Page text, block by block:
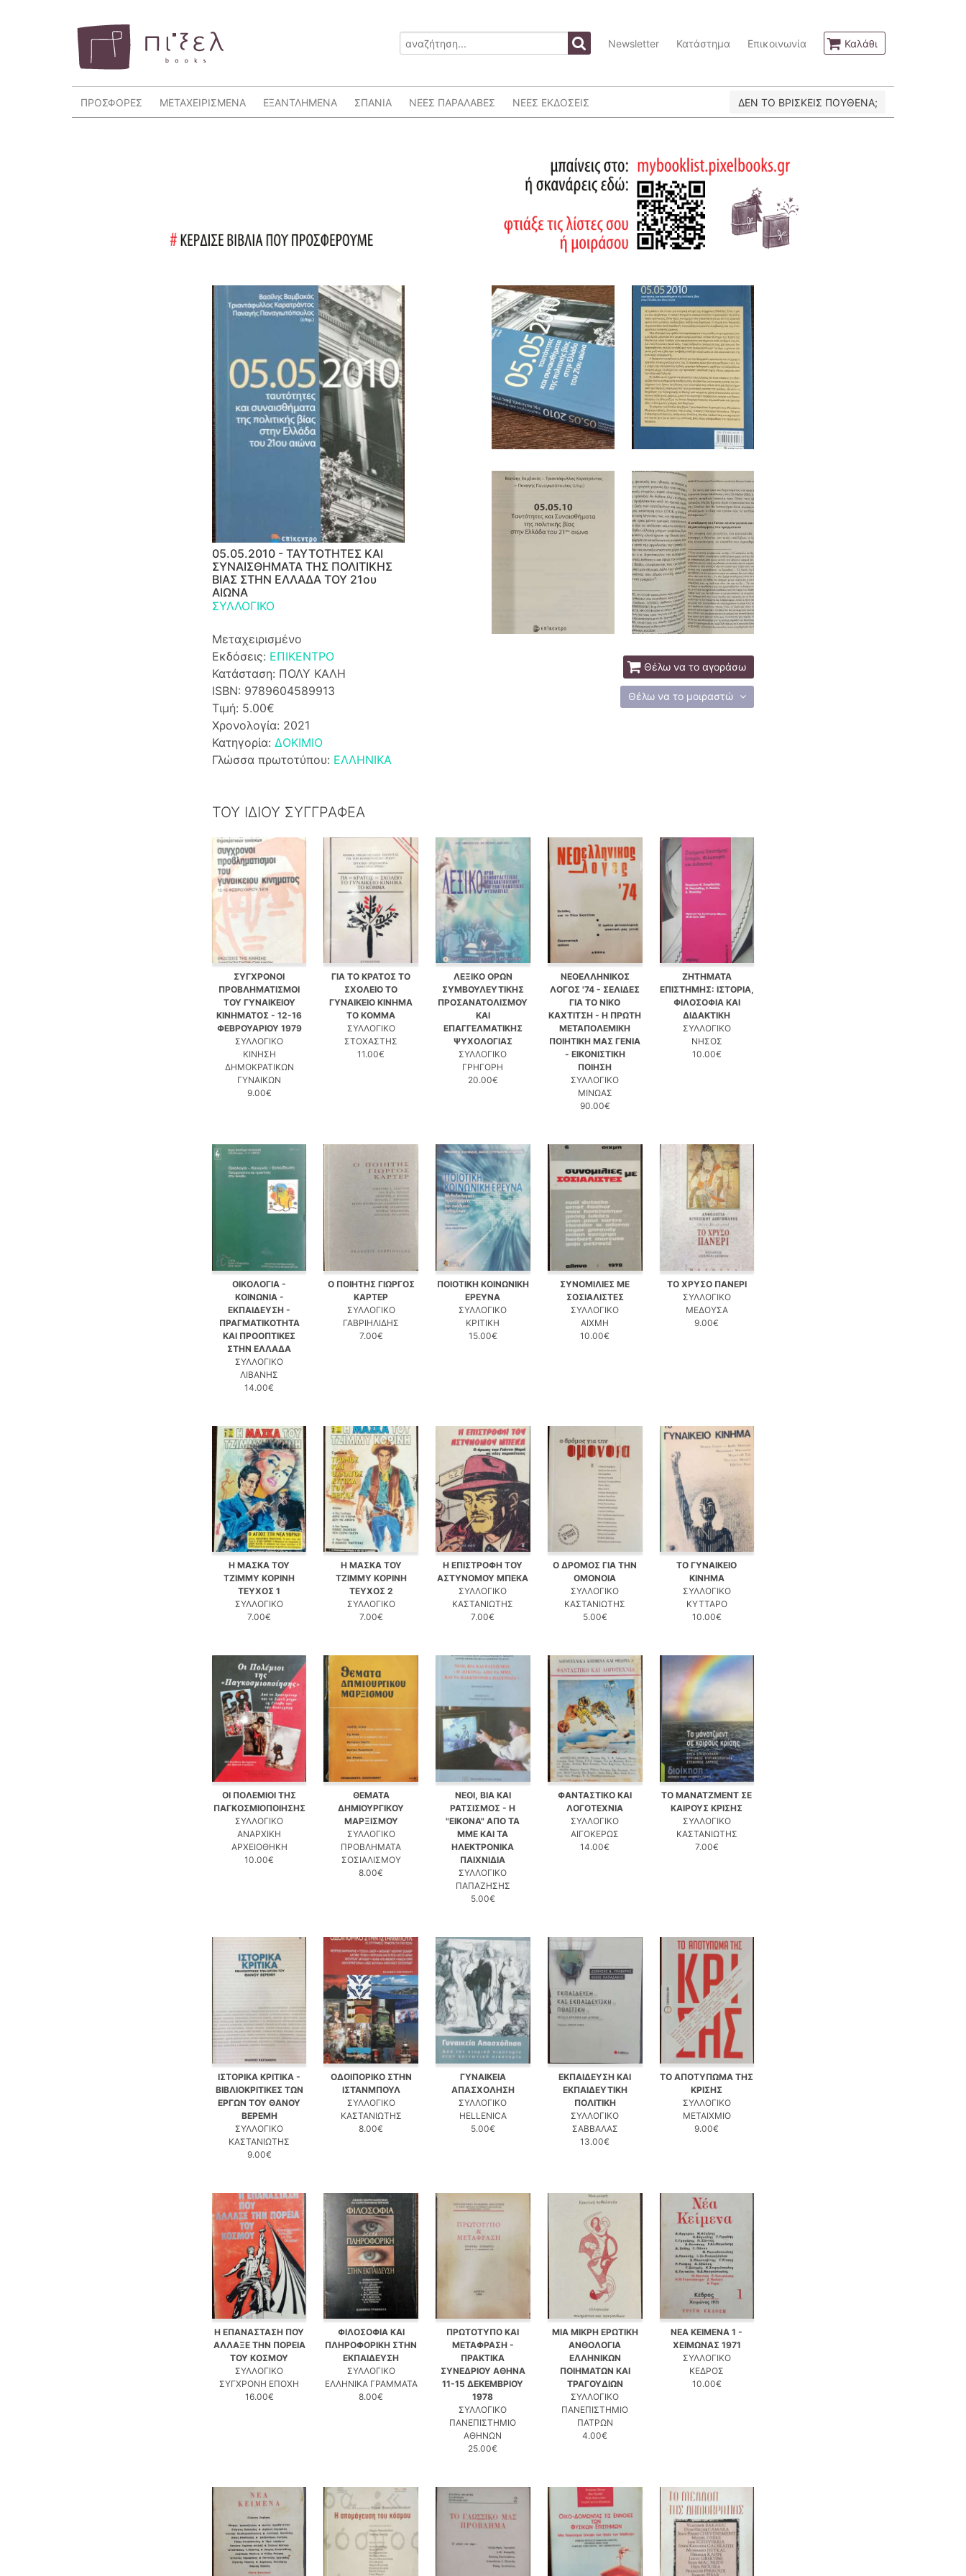
Newsletter Κατάστημα Επικοινωνία Καλάθι
ΠΡΟΣΦΟΡΕΣ ΜΕΤΑΧΕΙΡΙΣΜΕΝΑ ΕΞΑΝΤΛΗΜΕΝΑ ΣΠΑΝΙΑ ΝΕΕΣ ΠΑΡΑΛΑΒΕΣ ΝΕΕΣ ΕΚΔΟΣΕΙΣ ΔΕΝ ΤΟ ΒΡΙΣΚΕΙΣ ΠΟΥΘΕΝΑ;
05.05.2010 - ΤΑΥΤΟΤΗΤΕΣ ΚΑΙ
ΣΥΝΑΙΣΘΗΜΑΤΑ ΤΗΣ ΠΟΛΙΤΙΚΗΣ
ΒΙΑΣ ΣΤΗΝ ΕΛΛΑΔΑ ΤΟΥ 21ου
ΑΙΩΝΑ
ΣΥΛΛΟΓΙΚΟ
Μεταχειρισμένο
Εκδόσεις: ΕΠΙΚΕΝΤΡΟ
Κατάσταση: ΠΟΛΥ ΚΑΛΗ
ISBN: 9789604589913
Τιμή: 5.00€
Χρονολογία: 2021
Κατηγορία: ΔΟΚΙΜΙΟ
Γλώσσα πρωτοτύπου: ΕΛΛΗΝΙΚΑ
Θέλω να το αγοράσω
Θέλω να το μοιραστώ
ΤΟΥ ΙΔΙΟΥ ΣΥΓΓΡΑΦΕΑ
ΣΥΓΧΡΟΝΟΙ
ΠΡΟΒΛΗΜΑΤΙΣΜΟΙ
ΤΟΥ ΓΥΝΑΙΚΕΙΟΥ
ΚΙΝΗΜΑΤΟΣ - 12-16
ΦΕΒΡΟΥΑΡΙΟΥ 1979
ΣΥΛΛΟΓΙΚΟ
ΚΙΝΗΣΗ
ΔΗΜΟΚΡΑΤΙΚΩΝ
ΓΥΝΑΙΚΩΝ
9.00€
ΓΙΑ ΤΟ ΚΡΑΤΟΣ ΤΟ
ΣΧΟΛΕΙΟ ΤΟ
ΓΥΝΑΙΚΕΙΟ ΚΙΝΗΜΑ
ΤΟ ΚΟΜΜΑ
ΣΥΛΛΟΓΙΚΟ
ΣΤΟΧΑΣΤΗΣ
11.00€
ΛΕΞΙΚΟ ΟΡΩΝ
ΣΥΜΒΟΥΛΕΥΤΙΚΗΣ
ΠΡΟΣΑΝΑΤΟΛΙΣΜΟΥ
ΚΑΙ
ΕΠΑΓΓΕΛΜΑΤΙΚΗΣ
ΨΥΧΟΛΟΓΙΑΣ
ΣΥΛΛΟΓΙΚΟ
ΓΡΗΓΟΡΗ
20.00€
ΝΕΟΕΛΛΗΝΙΚΟΣ
ΛΟΓΟΣ '74 - ΣΕΛΙΔΕΣ
ΓΙΑ ΤΟ ΝΙΚΟ
ΚΑΧΤΙΤΣΗ - Η ΠΡΩΤΗ
ΜΕΤΑΠΟΛΕΜΙΚΗ
ΠΟΙΗΤΙΚΗ ΜΑΣ ΓΕΝΙΑ
- ΕΙΚΟΝΙΣΤΙΚΗ
ΠΟΙΗΣΗ
ΣΥΛΛΟΓΙΚΟ
ΜΙΝΩΑΣ
90.00€
ΖΗΤΗΜΑΤΑ
ΕΠΙΣΤΗΜΗΣ: ΙΣΤΟΡΙΑ,
ΦΙΛΟΣΟΦΙΑ ΚΑΙ
ΔΙΔΑΚΤΙΚΗ
ΣΥΛΛΟΓΙΚΟ
ΝΗΣΟΣ
10.00€
ΟΙΚΟΛΟΓΙΑ -
ΚΟΙΝΩΝΙΑ -
ΕΚΠΑΙΔΕΥΣΗ -
ΠΡΑΓΜΑΤΙΚΟΤΗΤΑ
ΚΑΙ ΠΡΟΟΠΤΙΚΕΣ
ΣΤΗΝ ΕΛΛΑΔΑ
ΣΥΛΛΟΓΙΚΟ
ΛΙΒΑΝΗΣ
14.00€
Ο ΠΟΙΗΤΗΣ ΓΙΩΡΓΟΣ
ΚΑΡΤΕΡ
ΣΥΛΛΟΓΙΚΟ
ΓΑΒΡΙΗΛΙΔΗΣ
7.00€
ΠΟΙΟΤΙΚΗ ΚΟΙΝΩΝΙΚΗ
ΕΡΕΥΝΑ
ΣΥΛΛΟΓΙΚΟ
ΚΡΙΤΙΚΗ
15.00€
ΣΥΝΟΜΙΛΙΕΣ ΜΕ
ΣΟΣΙΑΛΙΣΤΕΣ
ΣΥΛΛΟΓΙΚΟ
ΑΙΧΜΗ
10.00€
ΤΟ ΧΡΥΣΟ ΠΑΝΕΡΙ
ΣΥΛΛΟΓΙΚΟ
ΜΕΔΟΥΣΑ
9.00€
Η ΜΑΣΚΑ ΤΟΥ
ΤΖΙΜΜΥ ΚΟΡΙΝΗ
ΤΕΥΧΟΣ 1
ΣΥΛΛΟΓΙΚΟ
7.00€
Η ΜΑΣΚΑ ΤΟΥ
ΤΖΙΜΜΥ ΚΟΡΙΝΗ
ΤΕΥΧΟΣ 2
ΣΥΛΛΟΓΙΚΟ
7.00€
Η ΕΠΙΣΤΡΟΦΗ ΤΟΥ
ΑΣΤΥΝΟΜΟΥ ΜΠΕΚΑ
ΣΥΛΛΟΓΙΚΟ
ΚΑΣΤΑΝΙΩΤΗΣ
7.00€
Ο ΔΡΟΜΟΣ ΓΙΑ ΤΗΝ
ΟΜΟΝΟΙΑ
ΣΥΛΛΟΓΙΚΟ
ΚΑΣΤΑΝΙΩΤΗΣ
5.00€
ΤΟ ΓΥΝΑΙΚΕΙΟ
ΚΙΝΗΜΑ
ΣΥΛΛΟΓΙΚΟ
ΚΥΤΤΑΡΟ
10.00€
ΟΙ ΠΟΛΕΜΙΟΙ ΤΗΣ
ΠΑΓΚΟΣΜΙΟΠΟΙΗΣΗΣ
ΣΥΛΛΟΓΙΚΟ
ΑΝΑΡΧΙΚΗ
ΑΡΧΕΙΟΘΗΚΗ
10.00€
ΘΕΜΑΤΑ
ΔΗΜΙΟΥΡΓΙΚΟΥ
ΜΑΡΞΙΣΜΟΥ
ΣΥΛΛΟΓΙΚΟ
ΠΡΟΒΛΗΜΑΤΑ
ΣΟΣΙΑΛΙΣΜΟΥ
8.00€
ΝΕΟΙ, ΒΙΑ ΚΑΙ
ΡΑΤΣΙΣΜΟΣ - Η
"ΕΙΚΟΝΑ" ΑΠΟ ΤΑ
ΜΜΕ ΚΑΙ ΤΑ
ΗΛΕΚΤΡΟΝΙΚΑ
ΠΑΙΧΝΙΔΙΑ
ΣΥΛΛΟΓΙΚΟ
ΠΑΠΑΖΗΣΗΣ
5.00€
ΦΑΝΤΑΣΤΙΚΟ ΚΑΙ
ΛΟΓΟΤΕΧΝΙΑ
ΣΥΛΛΟΓΙΚΟ
ΑΙΓΟΚΕΡΩΣ
14.00€
ΤΟ ΜΑΝΑΤΖΜΕΝΤ ΣΕ
ΚΑΙΡΟΥΣ ΚΡΙΣΗΣ
ΣΥΛΛΟΓΙΚΟ
ΚΑΣΤΑΝΙΩΤΗΣ
7.00€
ΙΣΤΟΡΙΚΑ ΚΡΙΤΙΚΑ -
ΒΙΒΛΙΟΚΡΙΤΙΚΕΣ ΤΩΝ
ΕΡΓΩΝ ΤΟΥ ΘΑΝΟΥ
ΒΕΡΕΜΗ
ΣΥΛΛΟΓΙΚΟ
ΚΑΣΤΑΝΙΩΤΗΣ
9.00€
ΟΔΟΙΠΟΡΙΚΟ ΣΤΗΝ
ΙΣΤΑΝΜΠΟΥΛ
ΣΥΛΛΟΓΙΚΟ
ΚΑΣΤΑΝΙΩΤΗΣ
8.00€
ΓΥΝΑΙΚΕΙΑ
ΑΠΑΣΧΟΛΗΣΗ
ΣΥΛΛΟΓΙΚΟ
HELLENICA
5.00€
ΕΚΠΑΙΔΕΥΣΗ ΚΑΙ
ΕΚΠΑΙΔΕΥΤΙΚΗ
ΠΟΛΙΤΙΚΗ
ΣΥΛΛΟΓΙΚΟ
ΣΑΒΒΑΛΑΣ
13.00€
ΤΟ ΑΠΟΤΥΠΩΜΑ ΤΗΣ
ΚΡΙΣΗΣ
ΣΥΛΛΟΓΙΚΟ
ΜΕΤΑΙΧΜΙΟ
9.00€
Η ΕΠΑΝΑΣΤΑΣΗ ΠΟΥ
ΑΛΛΑΞΕ ΤΗΝ ΠΟΡΕΙΑ
ΤΟΥ ΚΟΣΜΟΥ
ΣΥΛΛΟΓΙΚΟ
ΣΥΓΧΡΟΝΗ ΕΠΟΧΗ
16.00€
ΦΙΛΟΣΟΦΙΑ ΚΑΙ
ΠΛΗΡΟΦΟΡΙΚΗ ΣΤΗΝ
ΕΚΠΑΙΔΕΥΣΗ
ΣΥΛΛΟΓΙΚΟ
ΕΛΛΗΝΙΚΑ ΓΡΑΜΜΑΤΑ
8.00€
ΠΡΩΤΟΤΥΠΟ ΚΑΙ
ΜΕΤΑΦΡΑΣΗ -
ΠΡΑΚΤΙΚΑ
ΣΥΝΕΔΡΙΟΥ ΑΘΗΝΑ
11-15 ΔΕΚΕΜΒΡΙΟΥ
1978
ΣΥΛΛΟΓΙΚΟ
ΠΑΝΕΠΙΣΤΗΜΙΟ
ΑΘΗΝΩΝ
25.00€
ΜΙΑ ΜΙΚΡΗ ΕΡΩΤΙΚΗ
ΑΝΘΟΛΟΓΙΑ
ΕΛΛΗΝΙΚΩΝ
ΠΟΙΗΜΑΤΩΝ ΚΑΙ
ΤΡΑΓΟΥΔΙΩΝ
ΣΥΛΛΟΓΙΚΟ
ΠΑΝΕΠΙΣΤΗΜΙΟ
ΠΑΤΡΩΝ
4.00€
ΝΕΑ ΚΕΙΜΕΝΑ 1 -
ΧΕΙΜΩΝΑΣ 1971
ΣΥΛΛΟΓΙΚΟ
ΚΕΔΡΟΣ
10.00€